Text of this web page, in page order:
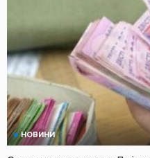
НОВИНИ